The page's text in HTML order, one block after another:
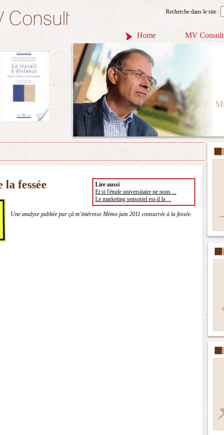
Recherche dans le site :
Home MV Consult
fessée
Lire aussi
Et si l'étude universitaire ne nous ...
Le marketing sensoriel est-il la ...
Une analyse publiée par çà m'intéresse Mémo juin 2011 consacrée à la fessée.